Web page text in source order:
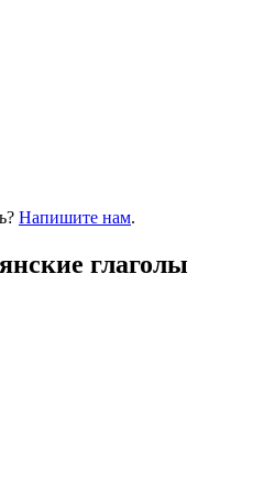
Напишите нам.
глаголы